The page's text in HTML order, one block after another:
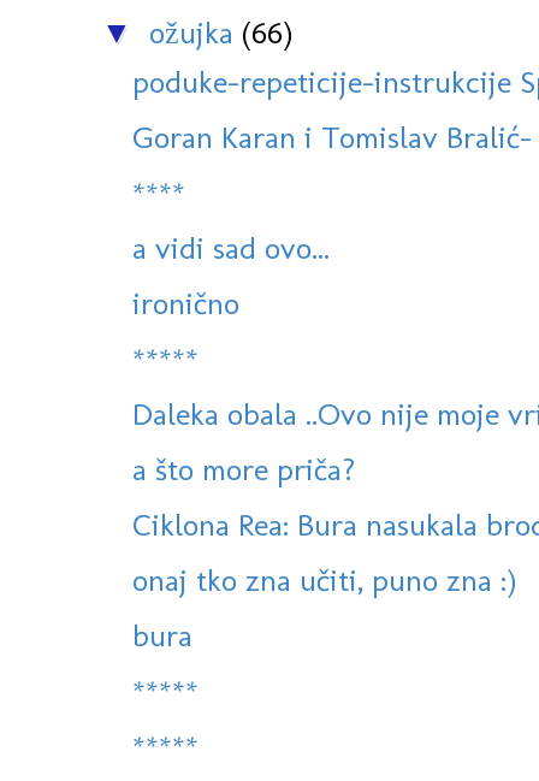
▼ ožujka (66)
poduke-repeticije-instrukcije
Goran Karan i Tomislav
****
a vidi sad ovo...
ironično
*****
Daleka obala ..Ovo nije moje
a što more priča?
Ciklona Rea: Bura nasukala
onaj tko zna učiti, puno zna :)
bura
*****
*****